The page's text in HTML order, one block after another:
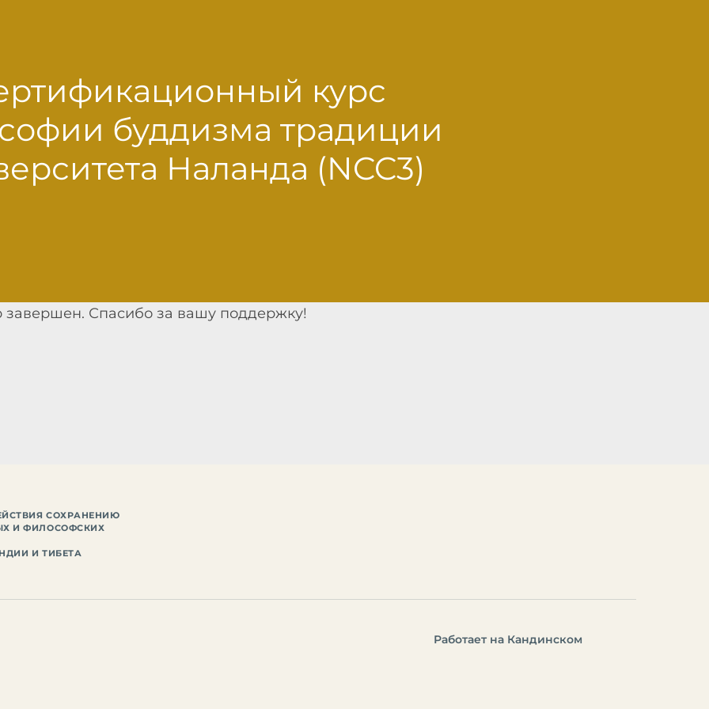
курс
буддизма традиции
Наланда (NCC3)
завершен. Спасибо за вашу поддержку!
СОХРАНЕНИЮ
И ФИЛОСОФСКИХ
И ТИБЕТА
Работает на Кандинском